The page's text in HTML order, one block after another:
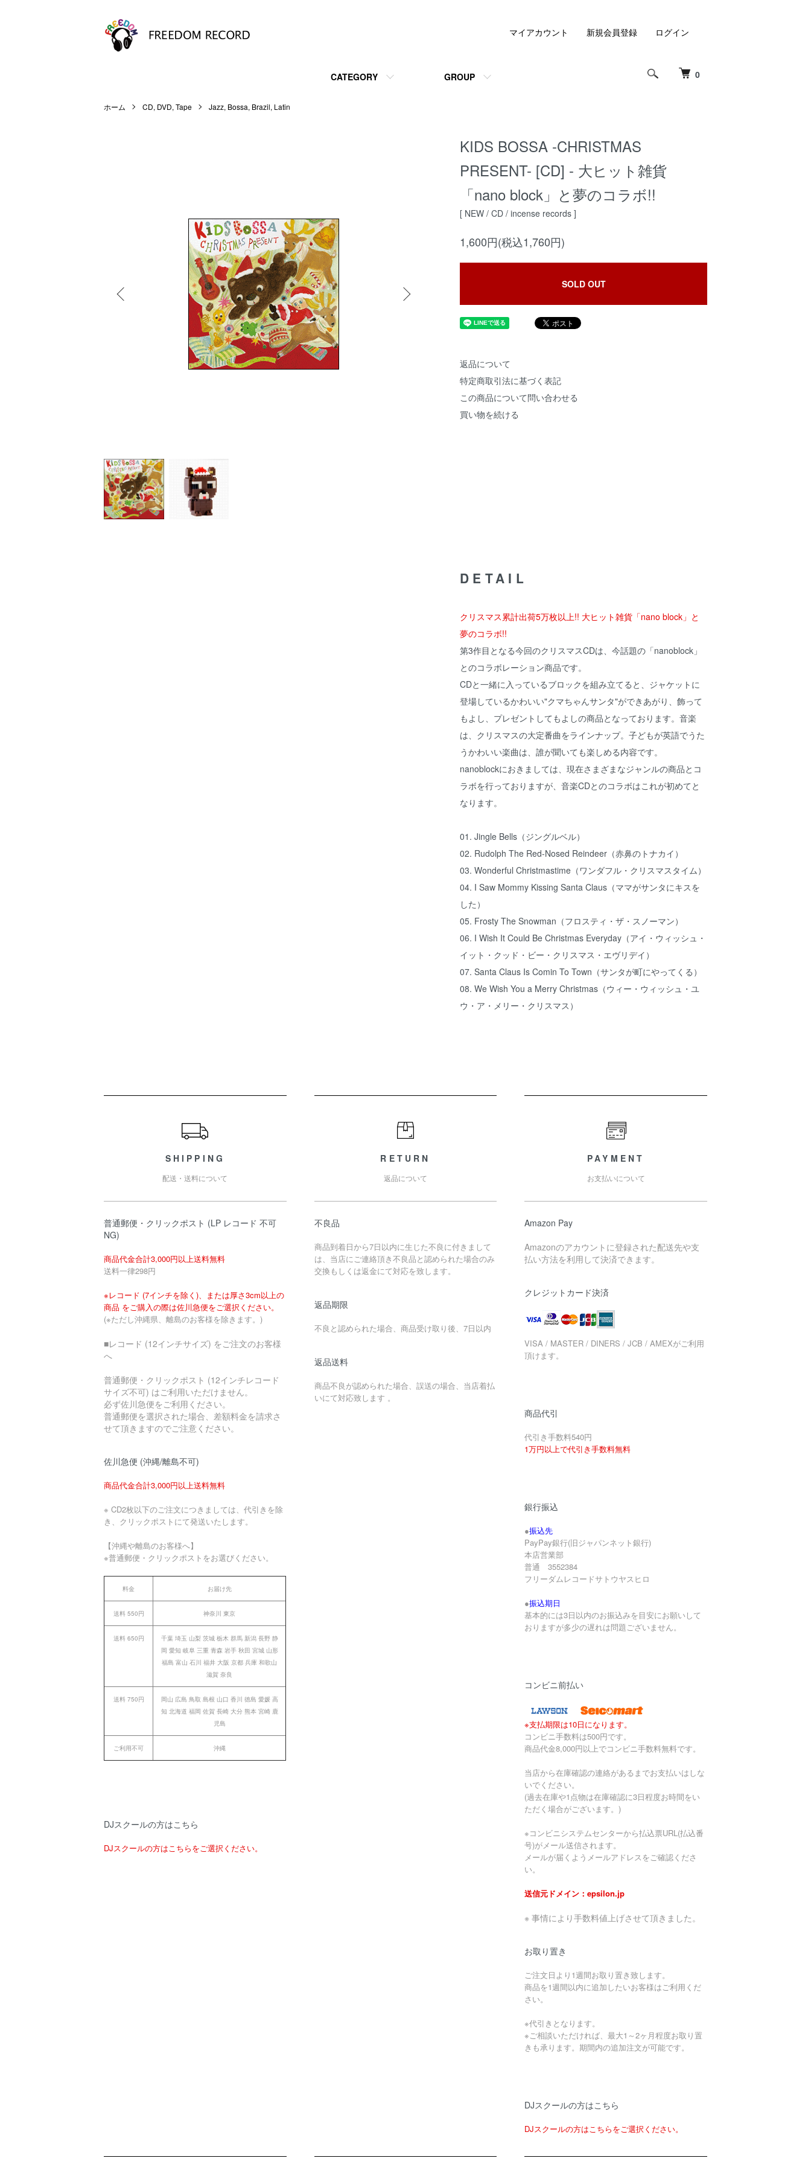
0
CATEGORY GROUP
マイアカウント 新規会員登録 ログイン
ホーム CD, DVD, Tape Jazz, Bossa, Brazil, Latin
KIDS BOSSA -CHRISTMAS
PRESENT- [CD] - 大ヒット雑貨
「nano block」と夢のコラボ!!
[ NEW / CD / incense records ]
1,600円(税込1,760円)
SOLD OUT
返品について
特定商取引法に基づく表記
この商品について問い合わせる
買い物を続ける
DETAIL
クリスマス累計出荷5万枚以上!! 大ヒット雑貨「nano block」と
夢のコラボ!!
第3作目となる今回のクリスマスCDは、今話題の「nanoblock」
とのコラボレーション商品です。
CDと一緒に入っているブロックを組み立てると、ジャケットに
登場しているかわいい"クマちゃんサンタ"ができあがり、飾って
もよし、プレゼントしてもよしの商品となっております。音楽
は、クリスマスの大定番曲をラインナップ。子どもが英語でうた
うかわいい楽曲は、誰が聞いても楽しめる内容です。
nanoblockにおきましては、現在さまざまなジャンルの商品とコ
ラボを行っておりますが、音楽CDとのコラボはこれが初めてと
なります。
01. Jingle Bells（ジングルベル）
02. Rudolph The Red-Nosed Reindeer（赤鼻のトナカイ）
03. Wonderful Christmastime（ワンダフル・クリスマスタイム）
04. I Saw Mommy Kissing Santa Claus（ママがサンタにキスを
した）
05. Frosty The Snowman（フロスティ・ザ・スノーマン）
06. I Wish It Could Be Christmas Everyday（アイ・ウィッシュ・
イット・クッド・ビー・クリスマス・エヴリデイ）
07. Santa Claus Is Comin To Town（サンタが町にやってくる）
08. We Wish You a Merry Christmas（ウィー・ウィッシュ・ユ
ウ・ア・メリー・クリスマス）
SHIPPING
配送・送料について
普通郵便・クリックポスト (LP レコード 不可
NG)
商品代金合計3,000円以上送料無料
送料一律298円
※レコード (7インチを除く)、または厚さ3cm以上の
商品 をご購入の際は佐川急便をご選択ください。
(※ただし沖縄県、離島のお客様を除きます。)
■レコード (12インチサイズ) をご注文のお客様
へ
普通郵便・クリックポスト (12インチレコード
サイズ不可) はご利用いただけません。
必ず佐川急便をご利用ください。
普通郵便を選択された場合、差額料金を請求さ
せて頂きますのでご注意ください。
佐川急便 (沖縄/離島不可)
商品代金合計3,000円以上送料無料
※ CD2枚以下のご注文につきましては、代引きを除
き、クリックポストにて発送いたします。
【沖縄や離島のお客様へ】
※普通郵便・クリックポストをお選びください。
料金 お届け先
送料 550円 神奈川 東京
送料 650円
千葉 埼玉 山梨 茨城 栃木 群馬 新潟 長野 静
岡 愛知 岐阜 三重 青森 岩手 秋田 宮城 山形
福島 富山 石川 福井 大阪 京都 兵庫 和歌山
滋賀 奈良
送料 750円
岡山 広島 鳥取 島根 山口 香川 徳島 愛媛 高
知 北海道 福岡 佐賀 長崎 大分 熊本 宮崎 鹿
児島
ご利用不可 沖縄
DJスクールの方はこちら
DJスクールの方はこちらをご選択ください。
RETURN
返品について
不良品
商品到着日から7日以内に生じた不良に付きまして
は、当店にご連絡頂き不良品と認められた場合のみ
交換もしくは返金にて対応を致します。
返品期限
不良と認められた場合、商品受け取り後、7日以内
返品送料
商品不良が認められた場合、誤送の場合、当店着払
いにて対応致します 。
PAYMENT
お支払いについて
Amazon Pay
Amazonのアカウントに登録された配送先や支
払い方法を利用して決済できます。
クレジットカード決済
VISA / MASTER / DINERS / JCB / AMEXがご利用
頂けます。
商品代引
代引き手数料540円
1万円以上で代引き手数料無料
銀行振込
●振込先
PayPay銀行(旧ジャパンネット銀行)
本店営業部
普通 3552384
フリーダムレコードサトウヤスヒロ
●振込期日
基本的には3日以内のお振込みを目安にお願いして
おりますが多少の遅れは問題ございません。
コンビニ前払い
※支払期限は10日になります。
コンビニ手数料は500円です。
商品代金8,000円以上でコンビニ手数料無料です。
当店から在庫確認の連絡があるまでお支払いはしな
いでください。
(過去在庫や1点物は在庫確認に3日程度お時間をい
ただく場合がございます。)
※コンビニシステムセンターから払込票URL(払込番
号)がメール送信されます。
メールが届くようメールアドレスをご確認くださ
い。
送信元ドメイン：epsilon.jp
※ 事情により手数料値上げさせて頂きました。
お取り置き
ご注文日より1週間お取り置き致します。
商品を1週間以内に追加したいお客様はご利用くだ
さい。
※代引きとなります。
※ご相談いただければ、最大1～2ヶ月程度お取り置
きも承ります。期間内の追加注文が可能です。
DJスクールの方はこちら
DJスクールの方はこちらをご選択ください。